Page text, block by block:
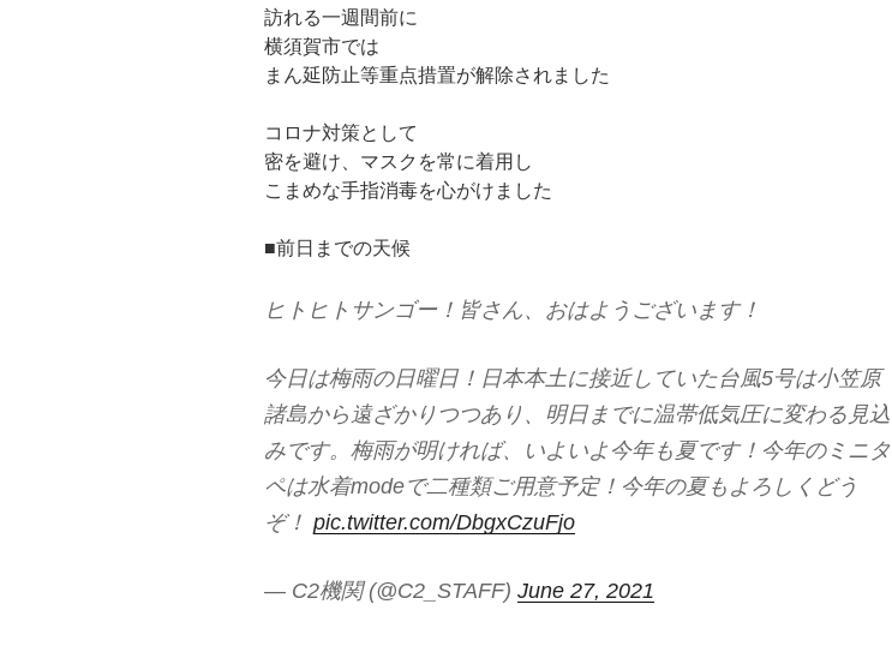
訪れる一週間前に
横須賀市では
まん延防止等重点措置が解除されました
コロナ対策として
密を避け、マスクを常に着用し
こまめな手指消毒を心がけました
■前日までの天候
ヒトヒトサンゴー！皆さん、おはようございます！
今日は梅雨の日曜日！日本本土に接近していた台風5号は小笠原
諸島から遠ざかりつつあり、明日までに温帯低気圧に変わる見込
みです。梅雨が明ければ、いよいよ今年も夏です！今年のミニタ
ペは水着modeで二種類ご用意予定！今年の夏もよろしくどう
ぞ！ pic.twitter.com/DbgxCzuFjo
— C2機関 (@C2_STAFF) June 27, 2021